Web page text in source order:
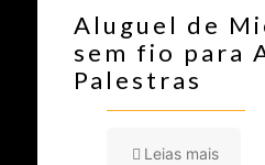
Aluguel de
sem fio para
Palestras
Leias mais